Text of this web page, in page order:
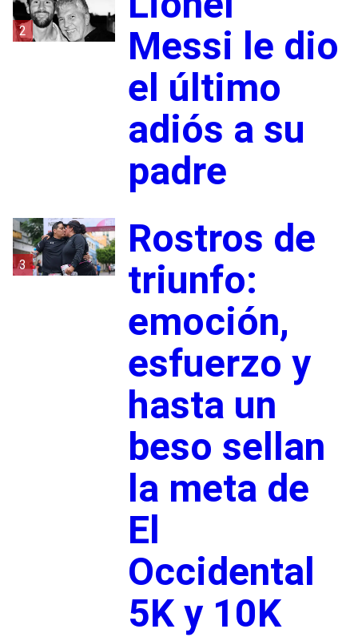
2
Messi le dio
el último
adiós a su
padre
3
Rostros de
triunfo:
emoción,
esfuerzo y
hasta un
beso sellan
la meta de
El
Occidental
5K y 10K